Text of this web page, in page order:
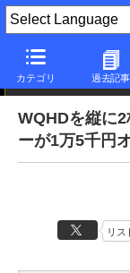
カテゴリ 過去記事
本日みつけたお
WQHDを縦に
ーが1万5千円
リス